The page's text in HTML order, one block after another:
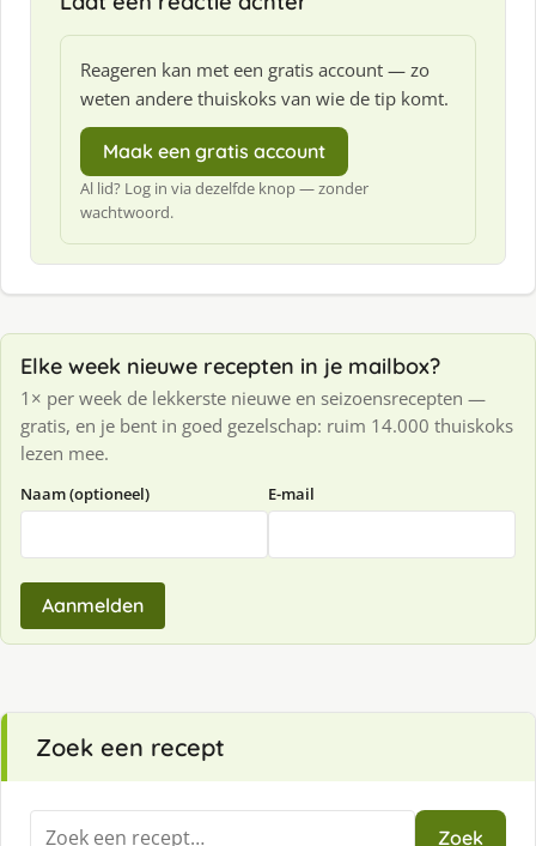
Reageren kan met een gratis account — zo
weten andere thuiskoks van wie de tip komt.
Maak een gratis account
Al lid? Log in via dezelfde knop — zonder
wachtwoord.
Elke week nieuwe recepten in je mailbox?
1× per week de lekkerste nieuwe en seizoensrecepten —
gratis, en je bent in goed gezelschap: ruim 14.000 thuiskoks
lezen mee.
Naam (optioneel) E-mail
Aanmelden
Zoek een recept
Zoeken
Zoek